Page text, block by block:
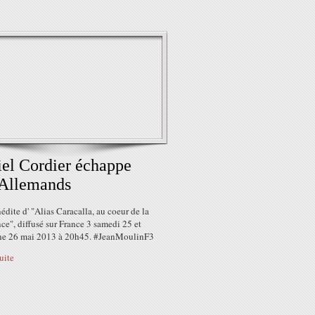
Cordier échappe
d' "Alias Caracalla, au coeur de la
diffusé sur France 3 samedi 25 et
26 mai 2013 à 20h45. #JeanMoulinF3